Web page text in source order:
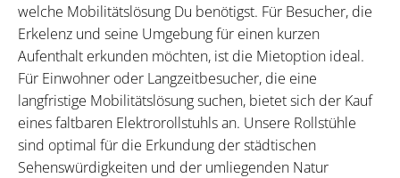
welche Mobilitätslösung Du benötigst. Für Besucher, die
Erkelenz und seine Umgebung für einen kurzen
Aufenthalt erkunden möchten, ist die Mietoption ideal.
Für Einwohner oder Langzeitbesucher, die eine
langfristige Mobilitätslösung suchen, bietet sich der Kauf
eines faltbaren Elektrorollstuhls an. Unsere Rollstühle
sind optimal für die Erkundung der städtischen
Sehenswürdigkeiten und der umliegenden Natur